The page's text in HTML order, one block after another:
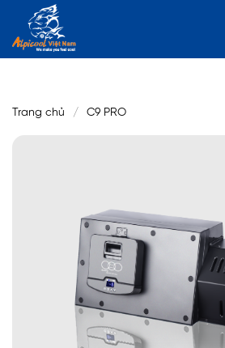
Trang chủ
Trang chủ C9 PRO